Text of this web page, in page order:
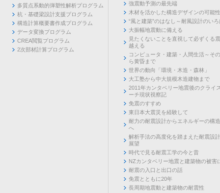
多質点系動的弾塑性解析プログラム
杭・基礎梁設計支援プログラム
構造計算概要書作成プログラム
データ変換プログラム
CREA閲覧プログラム
2次部材計算プログラム
強震動予測の最先端
木材を活かした構造デザインの可能性
“風と建築”のはなし～耐風設計のいろ
大振幅地震動に備える
見たくないことを直視して必ずくる
越える
コンピュータ・建築・人間生活～そ
ら黄昏まで
世界の動向「環境・木造・森林」
大工塾から中大規模木造建物まで
2011年カンタベリー地震後のクライ
ーチ現状視察記
免震のすすめ
東日本大震災を経験して
耐力の耐震設計からエネルギーの構
へ
解析手法の高度化を踏まえた耐震設
展望
時代で見る耐震工学の今と昔
NZカンタベリー地震と建築物の被害
耐震の入口と出口の話
免震とともに20年
長周期地震動と建築物の耐震性